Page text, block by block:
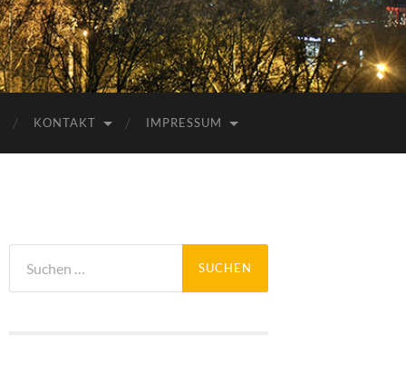
KONTAKT IMPRESSUM
nach: